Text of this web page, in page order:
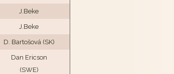
J.Beke
J.Beke
D. Bartošová (SK)
Dan Ericson
(SWE)